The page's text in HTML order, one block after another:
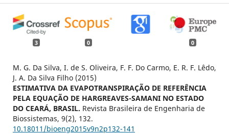
3 0 0
M. G. Da Silva, I. de S. Oliveira, F. F. Do Carmo, E. R. F. Lêdo,
J. A. Da Silva Filho (2015)
ESTIMATIVA DA EVAPOTRANSPIRAÇÃO DE REFERÊNCIA
PELA EQUAÇÃO DE HARGREAVES-SAMANI NO ESTADO
DO CEARÁ, BRASIL. Revista Brasileira de Engenharia de
Biossistemas, 9(2), 132.
10.18011/bioeng2015v9n2p132-141